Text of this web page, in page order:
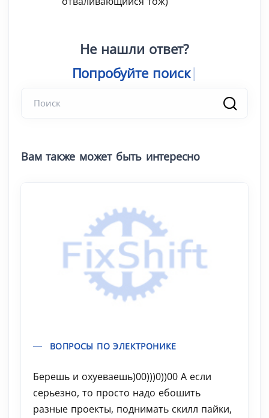
Не нашли ответ?
Попробуйте поиск
Вам также может быть интересно
ВОПРОСЫ ПО ЭЛЕКТРОНИКЕ
Берешь и охуеваешь)00)))0))00 А если
серьезно, то просто надо ебошить
разные проекты, поднимать скилл пайки,